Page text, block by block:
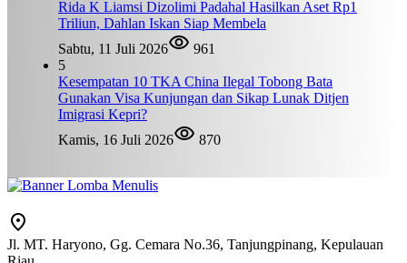
Rida K Liamsi Dizolimi Padahal Hasilkan Aset Rp1
Triliun, Dahlan Iskan Siap Membela
Sabtu, 11 Juli 2026
961
5
Kesempatan 10 TKA China Ilegal Tobong Bata
Gunakan Visa Kunjungan dan Sikap Lunak Ditjen
Imigrasi Kepri?
Kamis, 16 Juli 2026
870
Jl. MT. Haryono, Gg. Cemara No.36, Tanjungpinang, Kepulauan